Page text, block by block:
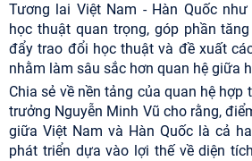
Tương lai Việt Nam - Hàn Quốc
học thuật quan trọng, góp phần
đẩy trao đổi học thuật và đề xuất
nhằm làm sâu sắc hơn quan hệ giữa
Chia sẻ về nền tảng của quan hệ
trưởng Nguyễn Minh Vũ cho rằng,
giữa Việt Nam và Hàn Quốc là cả
phát triển dựa vào lợi thế về diện